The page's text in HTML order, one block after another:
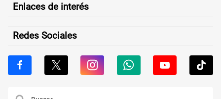
Enlaces de interés
Redes Sociales